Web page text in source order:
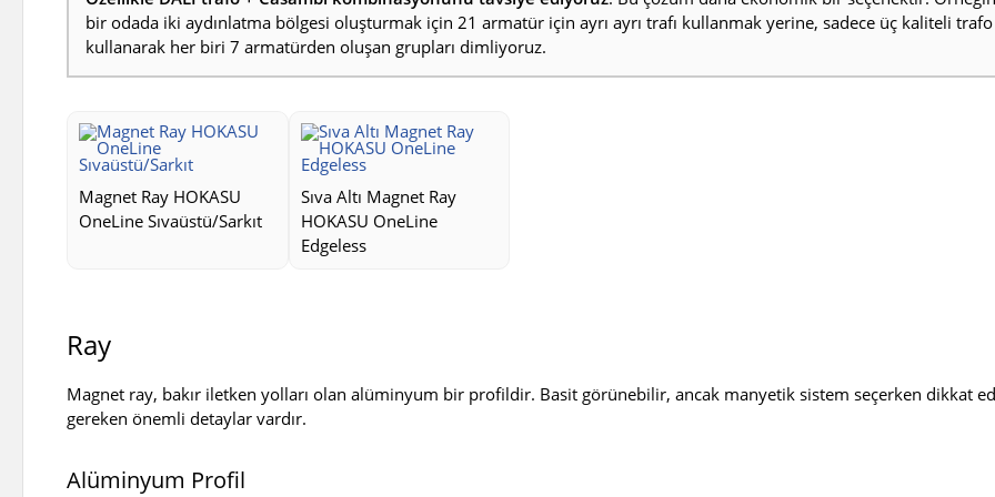
bir odada iki aydınlatma bölgesi oluşturmak için 21 armatür için ayrı ayrı trafı kullanmak yerine, sadece üç kaliteli trafo
kullanarak her biri 7 armatürden oluşan grupları dimliyoruz.
Magnet Ray HOKASU
OneLine Sıvaüstü/Sarkıt
Sıva Altı Magnet Ray
HOKASU OneLine
Edgeless
Ray
Magnet ray, bakır iletken yolları olan alüminyum bir profildir. Basit görünebilir, ancak manyetik sistem seçerken dikkat
gereken önemli detaylar vardır.
Alüminyum Profil